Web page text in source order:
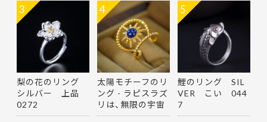
梨の花のリング
シルバー 上品
0272
3
太陽モチーフのリ
ング - ラピスラズ
リは、無限の宇宙
を思…
4
鯉のリング SIL
VER こい 044
7
5